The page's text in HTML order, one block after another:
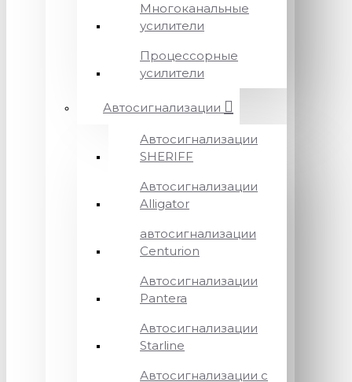
Многоканальные
усилители
Процессорные
усилители
Автосигнализации
Автосигнализации
SHERIFF
Автосигнализации
Alligator
автосигнализации
Centurion
Автосигнализации
Pantera
Автосигнализации
Starline
Автосигнализации с